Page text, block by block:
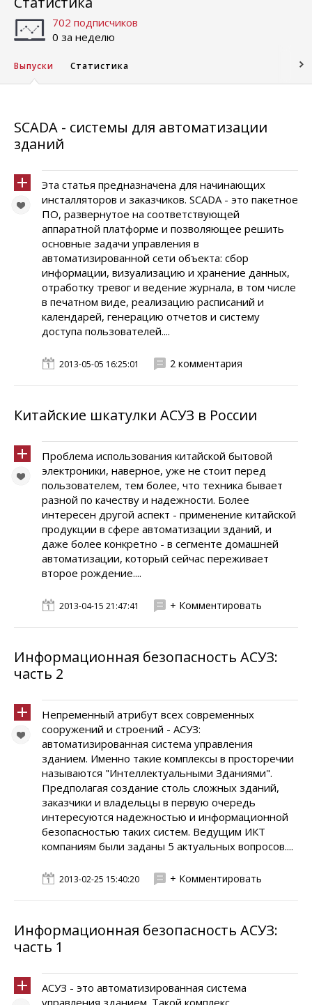
702 подписчиков
0 за неделю
Выпуски Статистика
SCADA - системы для автоматизации
зданий
Эта статья предназначена для начинающих
инсталляторов и заказчиков. SCADA - это пакетное
ПО, развернутое на соответствующей
аппаратной платформе и позволяющее решить
основные задачи управления в
автоматизированной сети объекта: сбор
информации, визуализацию и хранение данных,
отработку тревог и ведение журнала, в том числе
в печатном виде, реализацию расписаний и
календарей, генерацию отчетов и систему
доступа пользователей....
2013-05-05 16:25:01 2 комментария
Китайские шкатулки АСУЗ в России
Проблема использования китайской бытовой
электроники, наверное, уже не стоит перед
пользователем, тем более, что техника бывает
разной по качеству и надежности. Более
интересен другой аспект - применение китайской
продукции в сфере автоматизации зданий, и
даже более конкретно - в сегменте домашней
автоматизации, который сейчас переживает
второе рождение....
2013-04-15 21:47:41 + Комментировать
Информационная безопасность АСУЗ:
часть 2
Непременный атрибут всех современных
сооружений и строений - АСУЗ:
автоматизированная система управления
зданием. Именно такие комплексы в просторечии
называются "Интеллектуальными Зданиями".
Предполагая создание столь сложных зданий,
заказчики и владельцы в первую очередь
интересуются надежностью и информационной
безопасностью таких систем. Ведущим ИКТ
компаниям были заданы 5 актуальных вопросов....
2013-02-25 15:40:20 + Комментировать
Информационная безопасность АСУЗ:
часть 1
АСУЗ - это автоматизированная система
управления зданием. Такой комплекс,